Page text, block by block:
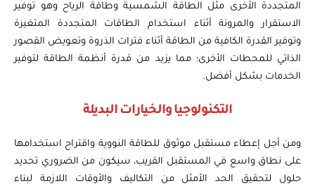
المتجددة الأخرى مثل الطاقة الشمسية وطاقة الرياح وهو توفير
الاستقرار والمرونة أثناء استخدام الطاقات المتجددة المتغيرة
وتوفير القدرة الكافية من الطاقة أثناء فترات الذروة وتعويض القصور
الذاتي للمحطات الأخرى؛ مما يزيد من قدرة أنظمة الطاقة لتوفير
الخدمات بشكل أفضل.
التكنولوجيا والخيارات البديلة
ومن أجل إعطاء مستقبل موثوق للطاقة النووية واقتراح استخدامها
على نطاق واسع في المستقبل القريب، سيكون من الضروري تحديد
حلول لتحقيق الحد الأمثل من التكاليف والأوقات اللازمة لبناء